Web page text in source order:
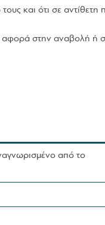
και ότι σε
στην αναβολή ή
από το